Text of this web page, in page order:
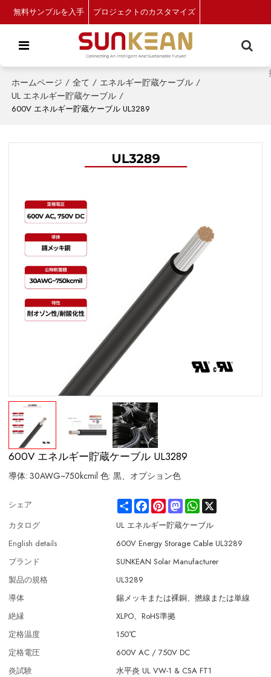
無料サンプルを入手 プロジェクトのカスタマイズ
ホームページ / 全て / エネルギー貯蔵ケーブル /
UL エネルギー貯蔵ケーブル /
600V エネルギー貯蔵ケーブル UL3289
600V エネルギー貯蔵ケーブル UL3289
導体: 30AWG~750kcmil 色: 黒、オプション色
シェア ShareFacebookPinterestMastodonWhatsApp
カタログ
UL エネルギー貯蔵ケーブル
English details
600V Energy Storage Cable UL3289
ブランド
SUNKEAN Solar Manufacturer
製品の規格
UL3289
導体
錫メッキまたは裸銅、撚線または単線
絶縁
XLPO、RoHS準拠
定格温度
150℃
定格電圧
600V AC / 750V DC
炎試験
水平炎 UL VW-1 & CSA FT1